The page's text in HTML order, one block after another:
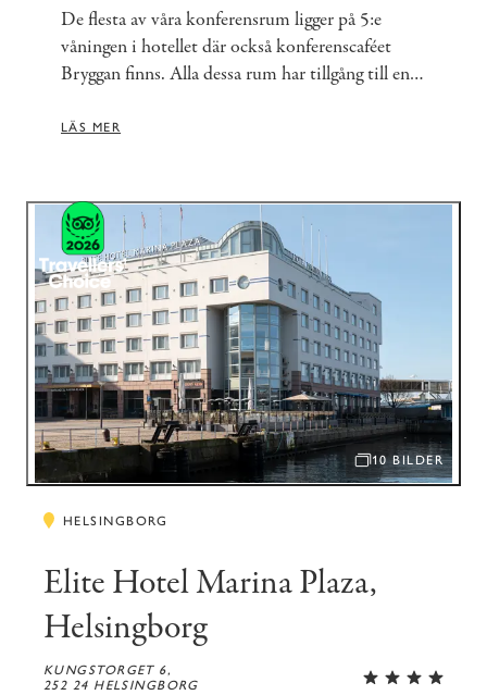
De flesta av våra konferensrum ligger på 5:e
våningen i hotellet där också konferenscaféet
Bryggan finns. Alla dessa rum har tillgång till en
glastorn, som erbjuder 180 graders utsikt över
LÄS MER
ÖPPNA BILDSPEL
10 BILDER
HELSINGBORG
Elite Hotel Marina Plaza,
Helsingborg
KUNGSTORGET 6,
252 24 HELSINGBORG